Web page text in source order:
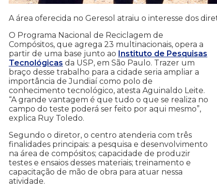
A área oferecida no Geresol atraiu o interesse dos
O Programa Nacional de Reciclagem de
Compósitos, que agrega 23 multinacionais, opera a
partir de uma base junto ao Instituto de Pesquisas
Tecnológicas da USP, em São Paulo. Trazer um
braço desse trabalho para a cidade seria ampliar a
importância de Jundiaí como polo de
conhecimento tecnológico, atesta Aguinaldo Leite.
“A grande vantagem é que tudo o que se realiza no
campo do teste poderá ser feito por aqui mesmo”,
explica Ruy Toledo.
Segundo o diretor, o centro atenderia com três
finalidades principais: a pesquisa e desenvolvimento
na área de compósitos; capacidade de produzir
testes e ensaios desses materiais; treinamento e
capacitação de mão de obra para atuar nessa
atividade.